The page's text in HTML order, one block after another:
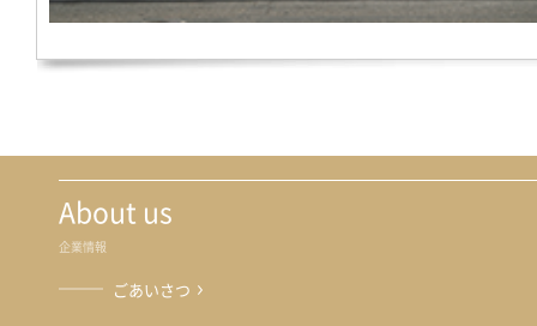
About us
企業情報
ごあいさつ